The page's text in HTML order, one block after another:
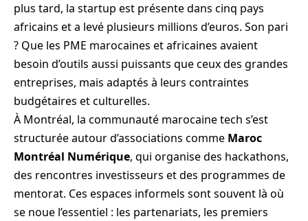
plus tard, la startup est présente dans cinq pays
africains et a levé plusieurs millions d’euros. Son pari
? Que les PME marocaines et africaines avaient
besoin d’outils aussi puissants que ceux des grandes
entreprises, mais adaptés à leurs contraintes
budgétaires et culturelles.
À Montréal, la communauté marocaine tech s’est
structurée autour d’associations comme Maroc
Montréal Numérique, qui organise des hackathons,
des rencontres investisseurs et des programmes de
mentorat. Ces espaces informels sont souvent là où
se noue l’essentiel : les partenariats, les premiers